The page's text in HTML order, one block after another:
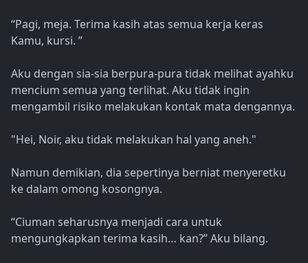
“Pagi, meja. Terima kasih atas semua kerja keras
Kamu, kursi. ”
Aku dengan sia-sia berpura-pura tidak melihat ayahku
mencium semua yang terlihat. Aku tidak ingin
mengambil risiko melakukan kontak mata dengannya.
"Hei, Noir, aku tidak melakukan hal yang aneh."
Namun demikian, dia sepertinya berniat menyeretku
ke dalam omong kosongnya.
“Ciuman seharusnya menjadi cara untuk
mengungkapkan terima kasih… kan?” Aku bilang.